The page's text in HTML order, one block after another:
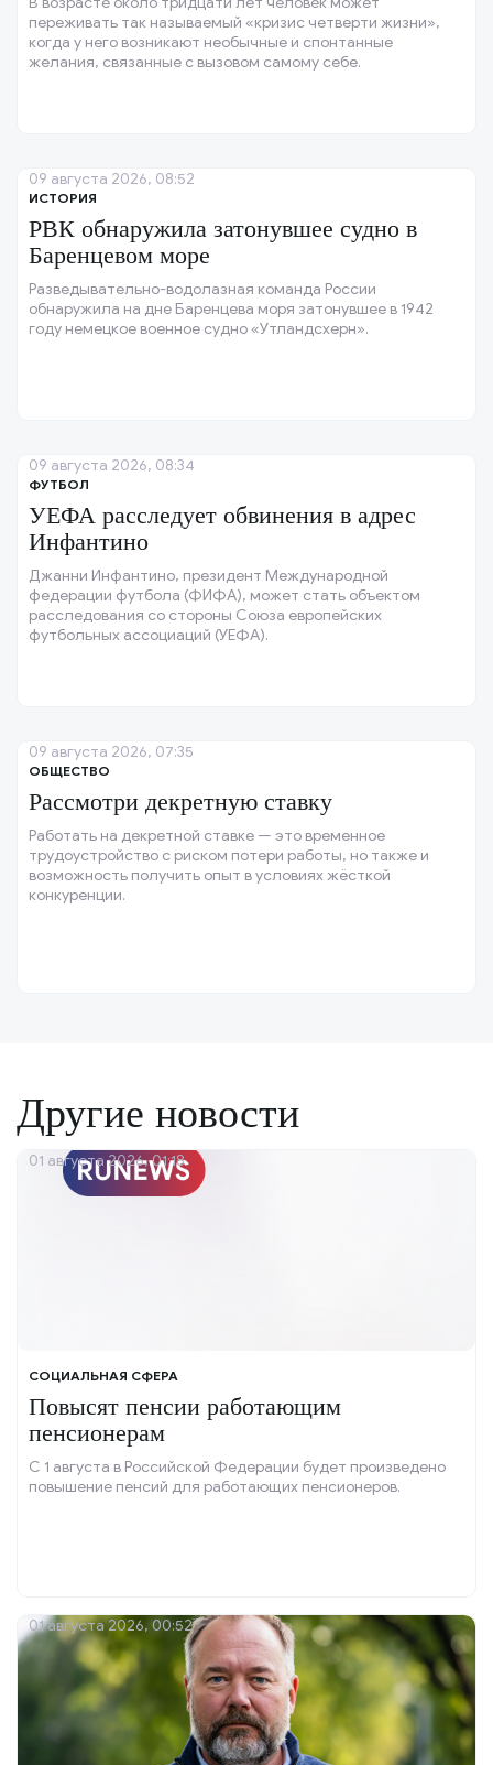
переживать так называемый «кризис четверти жизни»,
когда у него возникают необычные и спонтанные
желания, связанные с вызовом самому себе.
ИСТОРИЯ
РВК обнаружила затонувшее судно в
Баренцевом море
Разведывательно-водолазная команда России
обнаружила на дне Баренцева моря затонувшее в 1942
году немецкое военное судно «Утландсхерн».
09 августа 2026, 08:52
ФУТБОЛ
УЕФА расследует обвинения в адрес
Инфантино
Джанни Инфантино, президент Международной
федерации футбола (ФИФА), может стать объектом
расследования со стороны Союза европейских
футбольных ассоциаций (УЕФА).
09 августа 2026, 08:34
ОБЩЕСТВО
Рассмотри декретную ставку
Работать на декретной ставке — это временное
трудоустройство с риском потери работы, но также и
возможность получить опыт в условиях жёсткой
конкуренции.
09 августа 2026, 07:35
Другие новости
СОЦИАЛЬНАЯ СФЕРА
Повысят пенсии работающим
пенсионерам
С 1 августа в Российской Федерации будет произведено
повышение пенсий для работающих пенсионеров.
01 августа 2026, 01:18
01 августа 2026, 00:52